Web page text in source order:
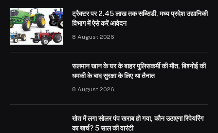
ट्रैक्टर पर 2.45 लाख तक सब्सिडी, मध्य प्रदेश उद्यानिकी
विभाग में ऐसे करें आवेदन
8 August 2026
सलमान खान के घर के बाहर पुलिसकर्मी की मौत, बिश्नोई की
धमकी के बाद सुरक्षा के लिए था तैनात
8 August 2026
खेत में लगा सोलर पंप खराब हो गया, कौन उठाएगा रिपेयरिंग
का खर्च? 5 साल की वारंटी